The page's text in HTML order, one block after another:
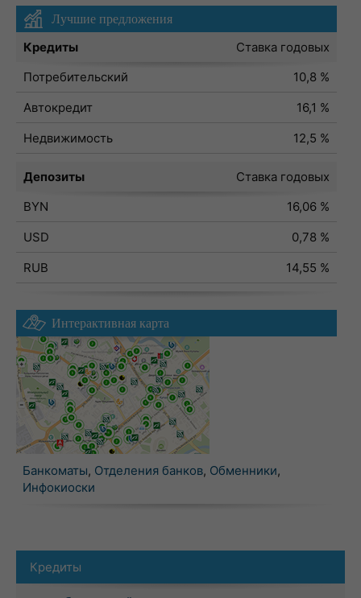
Лучшие предложения
Кредиты
Ставка годовых
Потребительский
10,8 %
Автокредит
16,1 %
Недвижимость
12,5 %
Депозиты
Ставка годовых
BYN
16,06 %
USD
0,78 %
RUB
14,55 %
Интерактивная карта
Банкоматы, Отделения банков, Обменники,
Инфокиоски
Кредиты